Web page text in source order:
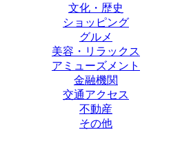
文化・歴史
ショッピング
グルメ
美容・リラックス
アミューズメント
金融機関
交通アクセス
不動産
その他